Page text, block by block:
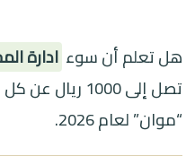
هل تعلم أن سوء ادارة
تصل إلى 1000
“موان” لعام 2026.